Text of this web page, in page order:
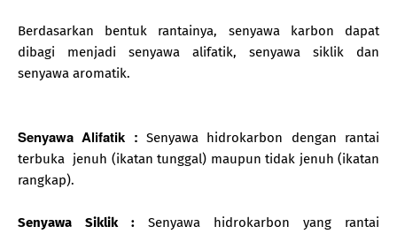
Berdasarkan bentuk rantainya, senyawa karbon dapat
dibagi menjadi senyawa alifatik, senyawa siklik dan
senyawa aromatik.
Senyawa Alifatik : Senyawa hidrokarbon dengan rantai
terbuka jenuh (ikatan tunggal) maupun tidak jenuh (ikatan
rangkap).
Senyawa Siklik : Senyawa hidrokarbon yang rantai